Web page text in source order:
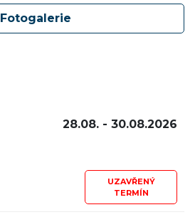
Fotogalerie
28.08. - 30.08.2026
UZAVŘENÝ
TERMÍN